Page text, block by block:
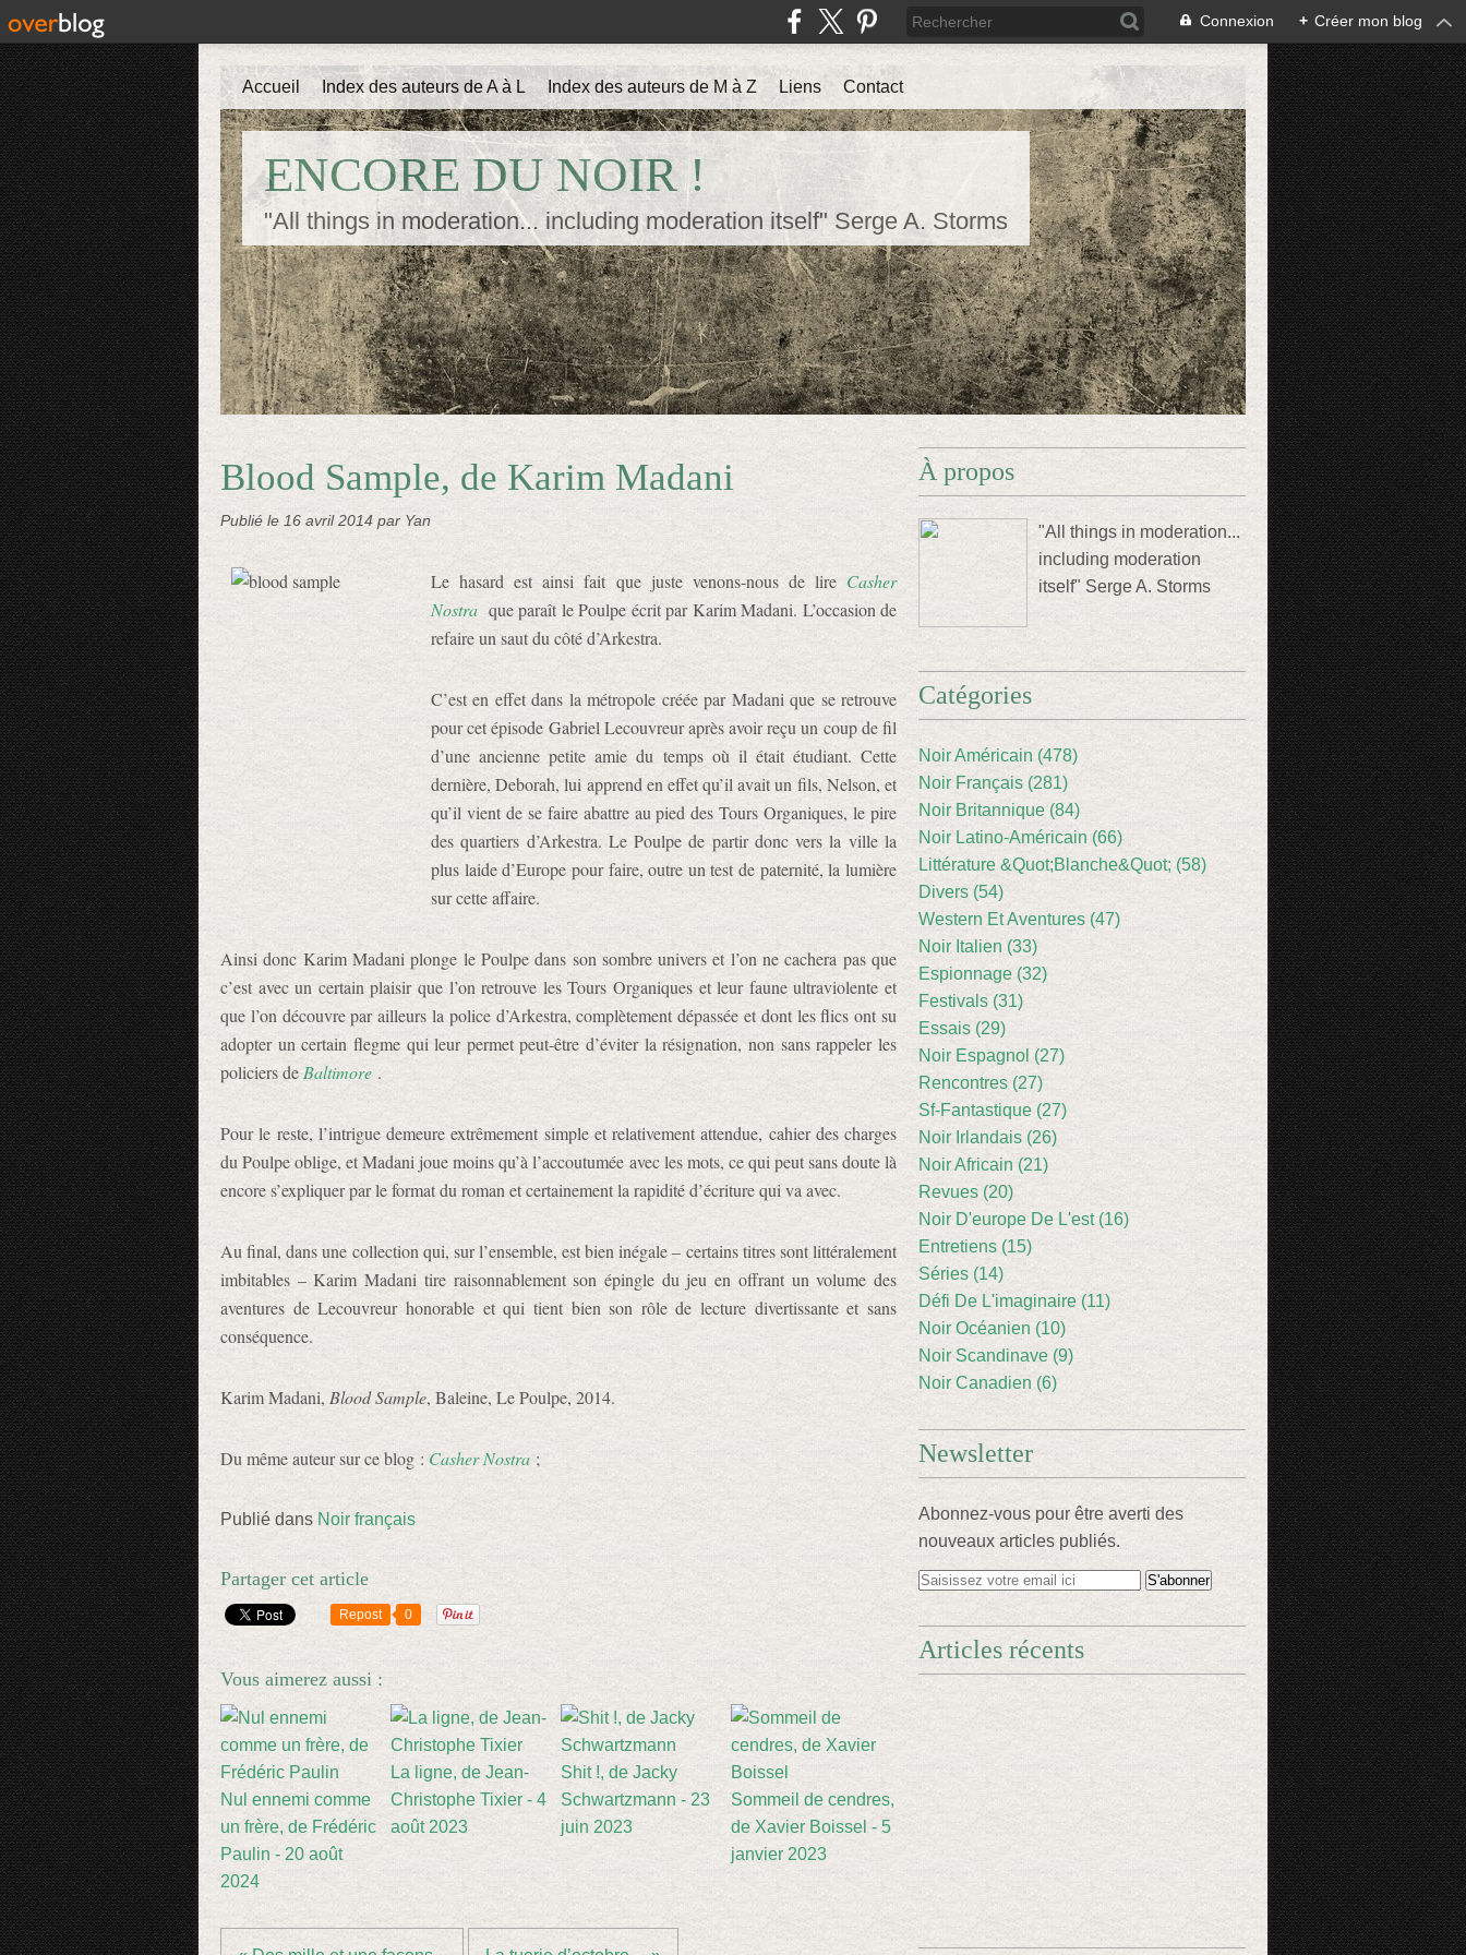
Connexion + Créer mon blog
ENCORE DU NOIR !
"All things in moderation... including moderation itself" Serge A. Storms
Accueil Index des auteurs de A à L Index des auteurs de M à Z Liens Contact
Blood Sample, de Karim Madani
Publié le 16 avril 2014 par Yan
Le hasard est ainsi fait que juste venons-nous de lire Casher
Nostra que paraît le Poulpe écrit par Karim Madani. L’occasion de
refaire un saut du côté d’Arkestra.
C’est en effet dans la métropole créée par Madani que se retrouve
pour cet épisode Gabriel Lecouvreur après avoir reçu un coup de fil
d’une ancienne petite amie du temps où il était étudiant. Cette
dernière, Deborah, lui apprend en effet qu’il avait un fils, Nelson, et
qu’il vient de se faire abattre au pied des Tours Organiques, le pire
des quartiers d’Arkestra. Le Poulpe de partir donc vers la ville la
plus laide d’Europe pour faire, outre un test de paternité, la lumière
sur cette affaire.
Ainsi donc Karim Madani plonge le Poulpe dans son sombre univers et l’on ne cachera pas que
c’est avec un certain plaisir que l’on retrouve les Tours Organiques et leur faune ultraviolente et
que l’on découvre par ailleurs la police d’Arkestra, complètement dépassée et dont les flics ont su
adopter un certain flegme qui leur permet peut-être d’éviter la résignation, non sans rappeler les
policiers de Baltimore .
Pour le reste, l’intrigue demeure extrêmement simple et relativement attendue, cahier des charges
du Poulpe oblige, et Madani joue moins qu’à l’accoutumée avec les mots, ce qui peut sans doute là
encore s’expliquer par le format du roman et certainement la rapidité d’écriture qui va avec.
Au final, dans une collection qui, sur l’ensemble, est bien inégale – certains titres sont littéralement
imbitables – Karim Madani tire raisonnablement son épingle du jeu en offrant un volume des
aventures de Lecouvreur honorable et qui tient bien son rôle de lecture divertissante et sans
conséquence.
Karim Madani, Blood Sample, Baleine, Le Poulpe, 2014.
Du même auteur sur ce blog : Casher Nostra ;
Publié dans Noir français
Partager cet article
Repost 0
Vous aimerez aussi :
Nul ennemi comme
un frère, de Frédéric
Paulin - 20 août
2024
La ligne, de Jean-
Christophe Tixier - 4
août 2023
Shit !, de Jacky
Schwartzmann - 23
juin 2023
Sommeil de cendres,
de Xavier Boissel - 5
janvier 2023
À propos
"All things in moderation...
including moderation
itself" Serge A. Storms
Catégories
Noir Américain (478)
Noir Français (281)
Noir Britannique (84)
Noir Latino-Américain (66)
Littérature &Quot;Blanche&Quot; (58)
Divers (54)
Western Et Aventures (47)
Noir Italien (33)
Espionnage (32)
Festivals (31)
Essais (29)
Noir Espagnol (27)
Rencontres (27)
Sf-Fantastique (27)
Noir Irlandais (26)
Noir Africain (21)
Revues (20)
Noir D'europe De L'est (16)
Entretiens (15)
Séries (14)
Défi De L'imaginaire (11)
Noir Océanien (10)
Noir Scandinave (9)
Noir Canadien (6)
Newsletter
Abonnez-vous pour être averti des
nouveaux articles publiés.
Articles récents